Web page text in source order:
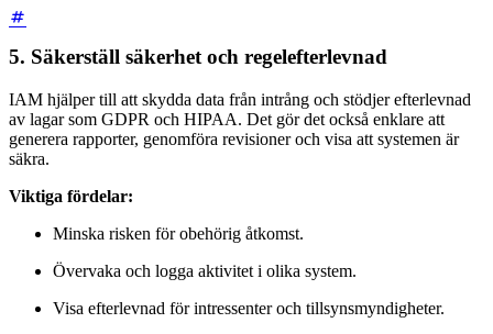
5. Säkerställ säkerhet och regelefterlevnad
IAM hjälper till att skydda data från intrång och stödjer efterlevnad
av lagar som GDPR och HIPAA. Det gör det också enklare att
generera rapporter, genomföra revisioner och visa att systemen är
säkra.
Viktiga fördelar:
Minska risken för obehörig åtkomst.
Övervaka och logga aktivitet i olika system.
Visa efterlevnad för intressenter och tillsynsmyndigheter.